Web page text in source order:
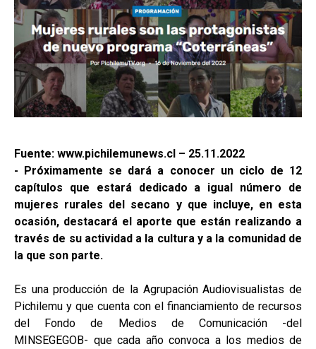
Fuente: www.pichilemunews.cl – 25.11.2022
- Próximamente se dará a conocer un ciclo de 12
capítulos que estará dedicado a igual número de
mujeres rurales del secano y que incluye, en esta
ocasión, destacará el aporte que están realizando a
través de su actividad a la cultura y a la comunidad de
la que son parte.
Es una producción de la Agrupación Audiovisualistas de
Pichilemu y que cuenta con el financiamiento de recursos
del Fondo de Medios de Comunicación -del
MINSEGEGOB- que cada año convoca a los medios de